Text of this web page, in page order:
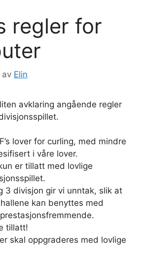
regler for
av Elin
avklaring angående regler
lover for curling, med mindre
i våre lover.
er tillatt med lovlige
3 divisjon gir vi unntak, slik at
kan benyttes med
tillatt!
skal oppgraderes med lovlige